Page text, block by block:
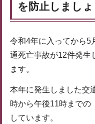
を防止しましょ
令和4年に入ってから5
通死亡事故が12件発生
ます。
本年に発生しました交
時から午後11時までの
しています。